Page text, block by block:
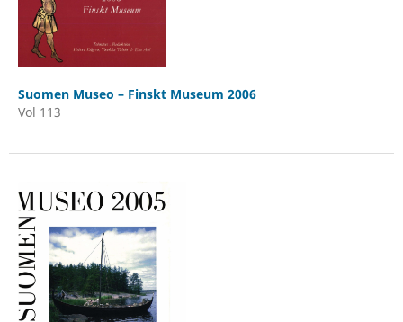
Suomen Museo – Finskt Museum 2006
Vol 113